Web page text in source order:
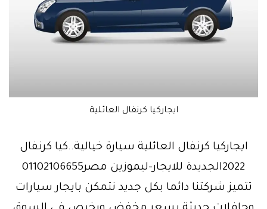
ايجاركيا كرنفال العائلية
ايجاركيا كرنفال العائلية سيارة خيالية..كيا كرنفال
2022الجديدة للايجار-ليموزين مصر01102106655
تتميز شركتنا دائما بكل جديد نتمكن بايجار سيارات